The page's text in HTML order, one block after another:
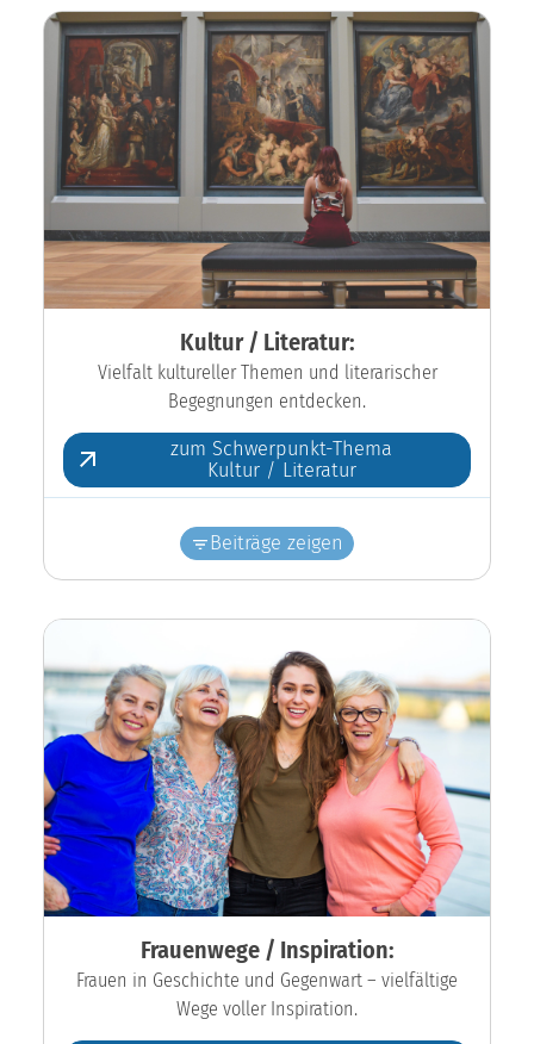
Kultur / Literatur:
Vielfalt kultureller Themen und literarischer
Begegnungen entdecken.
zum Schwerpunkt-Thema
Kultur / Literatur
Beiträge zeigen
Frauenwege / Inspiration:
Frauen in Geschichte und Gegenwart – vielfältige
Wege voller Inspiration.